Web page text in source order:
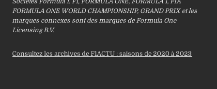
FORMULA ONE WORLD CHAMPIONSHIP, GRAND PRIX et les
marques connexes sont des marques de Formula One
Licensing B.V.
Consultez les archives de F1ACTU : saisons de 2020 à 2023